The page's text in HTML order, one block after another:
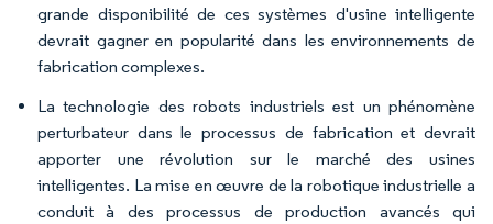
grande disponibilité de ces systèmes d'usine intelligente
devrait gagner en popularité dans les environnements de
fabrication complexes.
La technologie des robots industriels est un phénomène
perturbateur dans le processus de fabrication et devrait
apporter une révolution sur le marché des usines
intelligentes. La mise en œuvre de la robotique industrielle a
conduit à des processus de production avancés qui